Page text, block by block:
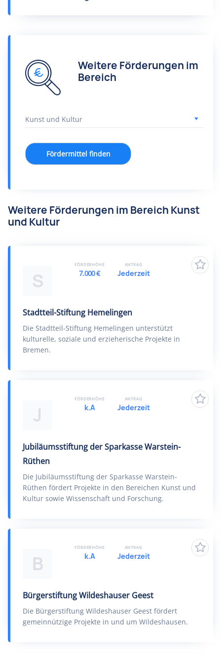
Weitere Förderungen im
Bereich
Fördermittel finden
Weitere Förderungen im Bereich Kunst
und Kultur
S
Stadtteil-Stiftung Hemelingen
Die Stadtteil-Stiftung Hemelingen unterstützt
kulturelle, soziale und erzieherische Projekte in
Bremen.
FÖRDERHÖHE
7.000 €
ANTRAG
Jederzeit
J
Jubiläumsstiftung der Sparkasse Warstein-
Rüthen
Die Jubiläumsstiftung der Sparkasse Warstein-
Rüthen fördert Projekte in den Bereichen Kunst und
Kultur sowie Wissenschaft und Forschung.
FÖRDERHÖHE
k.A
ANTRAG
Jederzeit
B
Bürgerstiftung Wildeshauser Geest
Die Bürgerstiftung Wildeshauser Geest fördert
gemeinnützige Projekte in und um Wildeshausen.
FÖRDERHÖHE
k.A
ANTRAG
Jederzeit